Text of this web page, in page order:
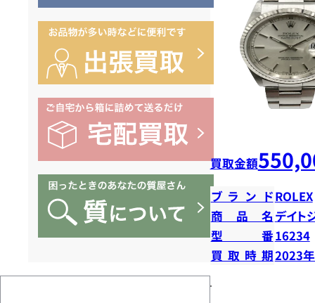
買取金額
ブランドROLEX
商品名 デイト
型番16234
買取時期2023